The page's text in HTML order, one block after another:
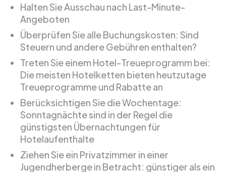
Halten Sie Ausschau nach Last-Minute-
Angeboten
Überprüfen Sie alle Buchungskosten: Sind
Steuern und andere Gebühren enthalten?
Treten Sie einem Hotel-Treueprogramm bei:
Die meisten Hotelketten bieten heutzutage
Treueprogramme und Rabatte an
Berücksichtigen Sie die Wochentage:
Sonntagnächte sind in der Regel die
günstigsten Übernachtungen für
Hotelaufenthalte
Ziehen Sie ein Privatzimmer in einer
Jugendherberge in Betracht: günstiger als ein